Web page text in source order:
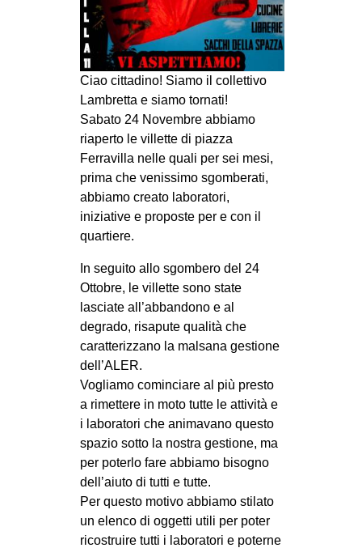
CULTURE
ARTE
CINEMA
MANIFESTI
MUSICA
RECENSIONI
INTERNAZIONALE
AFRICA
ESTREMO ORIENTE
MEDIO ORIENTE
MONDO
EVENTI
in
Fb
tw
bsky
Ciao cittadino! Siamo il collettivo
Lambretta e siamo tornati!
Sabato 24 Novembre abbiamo
riaperto le villette di piazza
Ferravilla nelle quali per sei mesi,
prima che venissimo sgomberati,
abbiamo creato laboratori,
iniziative e proposte per e con il
quartiere.
In seguito allo sgombero del 24
Ottobre, le villette sono state
lasciate all’abbandono e al
degrado, risapute qualità che
caratterizzano la malsana gestione
dell’ALER.
Vogliamo cominciare al più presto
a rimettere in moto tutte le attività e
i laboratori che animavano questo
spazio sotto la nostra gestione, ma
per poterlo fare abbiamo bisogno
dell’aiuto di tutti e tutte.
Per questo motivo abbiamo stilato
un elenco di oggetti utili per poter
ricostruire tutti i laboratori e poterne